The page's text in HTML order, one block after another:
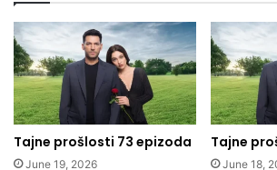
Tajne prošlosti 73 epizoda
June 19, 2026
Tajne
June 18,